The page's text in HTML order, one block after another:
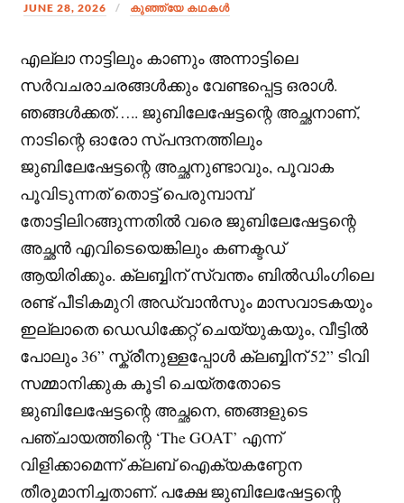
JUNE 28, 2026 കുഞ്ഞ്യേ കഥകള്‍
എല്ലാ നാട്ടിലും കാണും അന്നാട്ടിലെ
സർവചരാചരങ്ങൾക്കും വേണ്ടപ്പെട്ട ഒരാൾ.
ഞങ്ങൾക്കത്….. ജുബിലേഷേട്ടന്റെ അച്ഛനാണ്,
നാടിന്റെ ഓരോ സ്പന്ദനത്തിലും
ജുബിലേഷേട്ടന്റെ അച്ഛനുണ്ടാവും, പൂവാക
പൂവിടുന്നത് തൊട്ട് പെരുമ്പാമ്പ്
തോട്ടിലിറങ്ങുന്നതിൽ വരെ ജുബിലേഷേട്ടന്റെ
അച്ഛൻ എവിടെയെങ്കിലും കണക്ടഡ്
ആയിരിക്കും. ക്ലബ്ബിന് സ്വന്തം ബിൽഡിംഗിലെ
രണ്ട് പീടികമുറി അഡ്വാൻസും മാസവാടകയും
ഇല്ലാതെ ഡെഡിക്കേറ്റ് ചെയ്യുകയും, വീട്ടിൽ
പോലും 36” സ്ക്രീനുള്ളപ്പോൾ ക്ലബ്ബിന് 52” ടിവി
സമ്മാനിക്കുക കൂടി ചെയ്തതോടെ
ജുബിലേഷേട്ടന്റെ അച്ഛനെ, ഞങ്ങളുടെ
പഞ്ചായത്തിന്റെ ‘The GOAT’ എന്ന്
വിളിക്കാമെന്ന് ക്ലബ് ഐക്യകണ്ഠേന
തീരുമാനിച്ചതാണ്. പക്ഷേ ജുബിലേഷേട്ടന്റെ